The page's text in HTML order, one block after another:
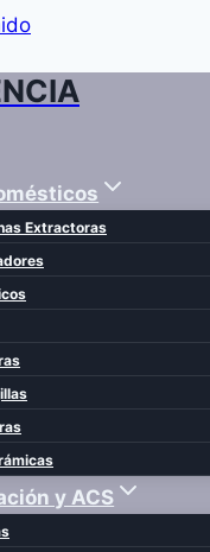
Extractoras
y ACS